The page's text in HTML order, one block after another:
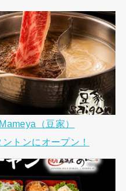
（豆家）
トンにオープン！